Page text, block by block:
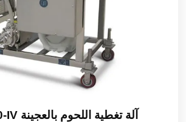
آلة تغطية اللحوم بالعجينة SJJ600-IV